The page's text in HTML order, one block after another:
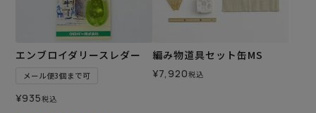
エンブロイダリースレダー
メール便3個まで可
¥935税込
編み物道具セット缶MS
¥7,920税込